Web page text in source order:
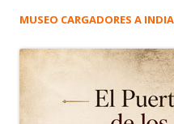
MUSEO CARGADORES A